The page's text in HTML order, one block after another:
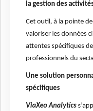
la gestion des
Cet outil, à la pointe
valoriser les données
attentes spécifiques
professionnels du
Une solution
spécifiques
ViaXeo Analytics